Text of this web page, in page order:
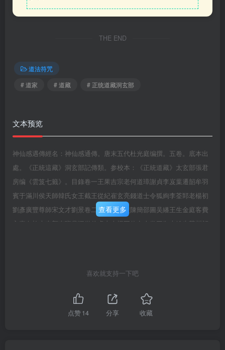
THE END
道法符咒
# 道家
# 道藏 # 正统道藏洞玄部
文本预览
神仙感遇傳經名：神仙感通傳。唐末五代杜光庭编撰。五卷。底本出
處。《正統這藏》洞玄部記傳類。参校本：《正統道藏》太玄部張君
房编《雲笈七籤》。目錄卷一王果吉宗老何道璋謝貞李岌葉遷韶牟羽
賓于滿川侯天師韓氏女王截王從紀崔玄亮錢道士令狐絢李荃郅老楊初
劉彥廣豐尊師宋文才劉景卷二蓬球王可交陳簡邵圖吴繙王生金庭客費
玄真白椿夫李顏李班裴沉從伯虚山人權同休友人卷三御史姚生荊州韶
楊大夫薛逢蜀民康知晦僧悟玄費冠卿紫選任叟朱含貞吴善經楊晦之清
查看更多
喜欢就支持一下吧
点赞14 分享 收藏